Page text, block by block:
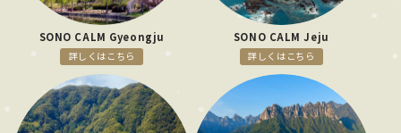
SONO CALM Gyeongju
詳しくはこちら
SONO CALM Jeju
詳しくはこちら